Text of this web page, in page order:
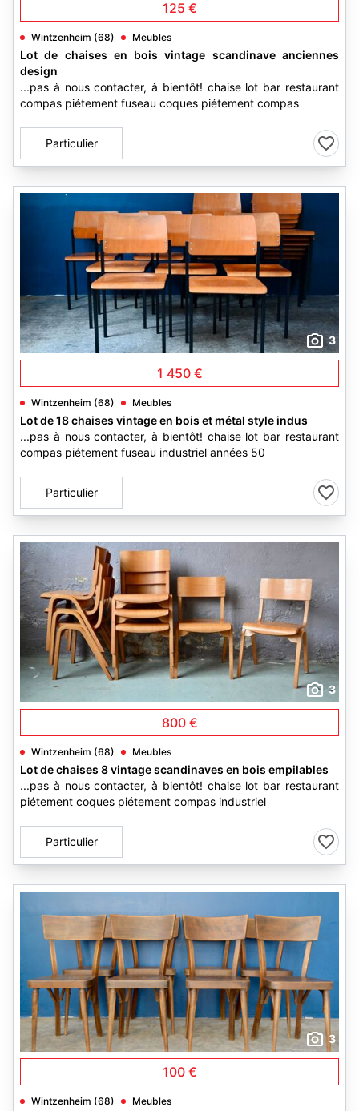
125 €
Wintzenheim (68) Meubles
Lot de chaises en bois vintage scandinave anciennes
design
...pas à nous contacter, à bientôt! chaise lot bar restaurant
compas piétement fuseau coques piétement compas
Particulier
3
1 450 €
Wintzenheim (68) Meubles
Lot de 18 chaises vintage en bois et métal style indus
...pas à nous contacter, à bientôt! chaise lot bar restaurant
compas piétement fuseau industriel années 50
Particulier
3
800 €
Wintzenheim (68) Meubles
Lot de chaises 8 vintage scandinaves en bois empilables
...pas à nous contacter, à bientôt! chaise lot bar restaurant
piétement coques piétement compas industriel
Particulier
3
100 €
Wintzenheim (68) Meubles